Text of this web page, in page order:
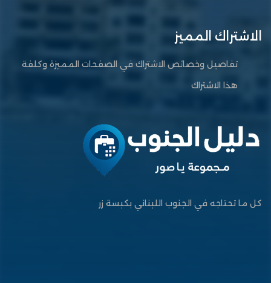
الاشتراك المميز
تفاصيل وخصائص الاشتراك في الصفحات المميزة وكلفة
هذا الاشتراك
كل ما تحتاجه في الجنوب اللبناني بكبسة زر